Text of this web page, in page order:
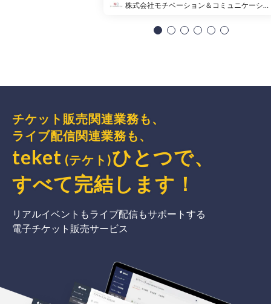
株式会社モチベーション＆コミュニケーション
チケット販売関連業務も、
ライブ配信関連業務も、
teket (テケト)ひとつで、
すべて完結 します ！
リアルイベントもライブ配信もサポートする
電子チケット販売サービス